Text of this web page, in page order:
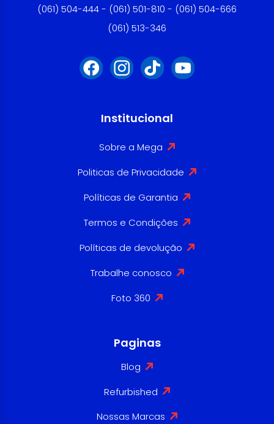
(061) 504-444 - (061) 501-810 - (061) 504-666
(061) 513-346
Institucional
Sobre a Mega
Politicas de Privacidade
Políticas de Garantia
Termos e Condições
Políticas de devolução
Trabalhe conosco
Foto 360
Paginas
Blog
Refurbished
Nossas Marcas